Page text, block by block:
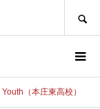
Youth（本庄東高校）